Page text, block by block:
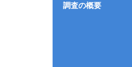
調査の概要